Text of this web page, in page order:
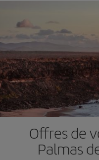
Offres de
Palmas